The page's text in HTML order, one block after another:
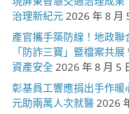
治理新紀元2026 年 8 月
產官攜手築防線！地政聯
「防詐三寶」暨檔案共
資產安全 2026 年 8 月 5
彰基員工響應捐出手作
元助兩萬人次就醫2026